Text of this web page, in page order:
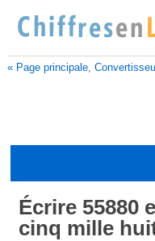
« Page principale,
Écrire 55880
cinq mille